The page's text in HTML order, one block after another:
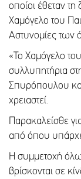
οποίοι έθεταν
Χαμόγελο του
Αστυνομίες των
«To Χαμόγελο
συλλυπητήρια
Σπυρόπουλου και
χρειαστεί.
Παρακαλείσθε
από όπου
Η συμμετοχή
βρίσκονται σε